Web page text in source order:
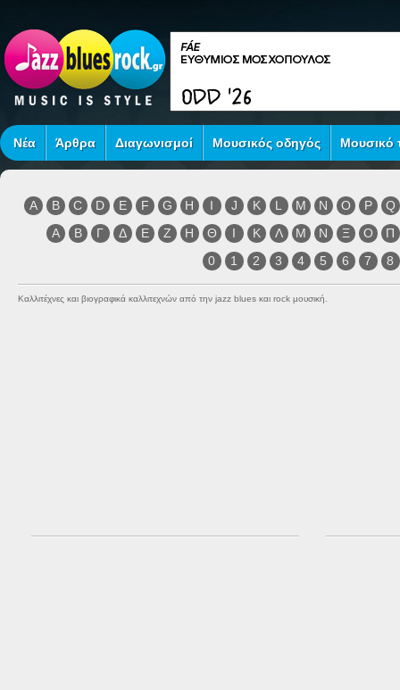
Νέα Άρθρα Διαγωνισμοί Μουσικός οδηγός Μουσικό
A B C D E F G H I J K L M N O P
Q
Α
Β Γ Δ Ε Ζ Η Θ Ι Κ Λ Μ Ν Ξ Ο
Π
0
1 2 3 4 5 6 7 8
Καλλιτέχνες και βιογραφικά καλλιτεχνών από την jazz blues και rock μουσική.